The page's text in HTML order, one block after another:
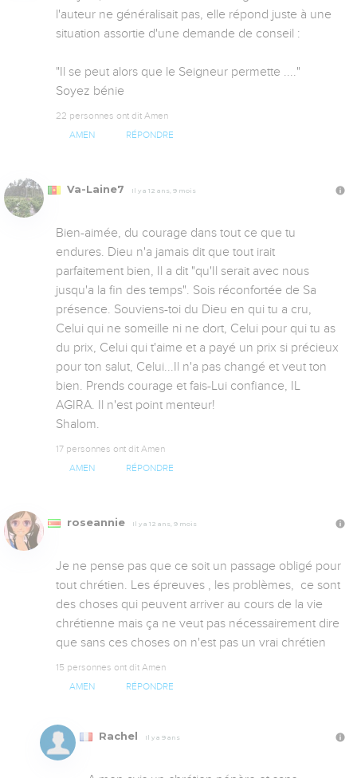
l'auteur ne généralisait pas, elle répond juste à une
situation assortie d'une demande de conseil :
"Il se peut alors que le Seigneur permette ...."
Soyez bénie
22 personnes ont dit Amen
AMEN RÉPONDRE
Va-Laine7 Il y a 12 ans, 9 mois
Bien-aimée, du courage dans tout ce que tu
endures. Dieu n'a jamais dit que tout irait
parfaitement bien, Il a dit "qu'Il serait avec nous
jusqu'a la fin des temps". Sois réconfortée de Sa
présence. Souviens-toi du Dieu en qui tu a cru,
Celui qui ne someille ni ne dort, Celui pour qui tu as
du prix, Celui qui t'aime et a payé un prix si précieux
pour ton salut, Celui...Il n'a pas changé et veut ton
bien. Prends courage et fais-Lui confiance, IL
AGIRA. Il n'est point menteur!
Shalom.
17 personnes ont dit Amen
AMEN RÉPONDRE
roseannie Il y a 12 ans, 9 mois
Je ne pense pas que ce soit un passage obligé pour
tout chrétien. Les épreuves , les problèmes,  ce sont
des choses qui peuvent arriver au cours de la vie
chrétienne mais ça ne veut pas nécessairement dire
que sans ces choses on n'est pas un vrai chrétien
15 personnes ont dit Amen
AMEN RÉPONDRE
Rachel Il y a 9 ans